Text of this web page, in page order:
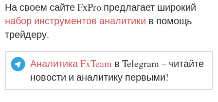
На своем сайте FxPro предлагает широкий
набор инструментов аналитики в помощь
трейдеру.
Аналитика FxTeam в Telegram – читайте
новости и аналитику первыми!